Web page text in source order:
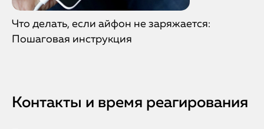
Что делать, если айфон не заряжается:
Пошаговая инструкция
Контакты и время реагирования